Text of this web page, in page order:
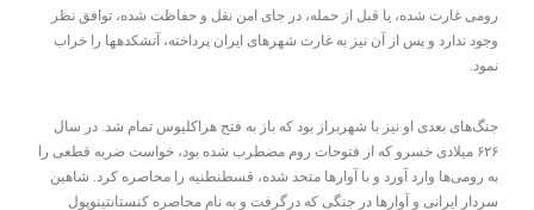
رومی غارت شده، یا قبل از حمله، در جای امن نقل و حفاظت شده، توافق نظر
وجود ندارد و پس از آن نیز به غارت شهرهای ایران پرداخته، آتشکدهها را خراب
نمود.
جنگ‌های بعدی او نیز با شهربراز بود که باز به فتح هراکلیوس تمام شد. در سال
۶۲۶ میلادی خسرو که از فتوحات روم مضطرب شده بود، خواست ضربه قطعی را
به رومی‌ها وارد آورد و با آوارها متحد شده، قسطنطنیه را محاصره کرد. شاهین
سردار ایرانی و آوارها در جنگی که درگرفت و به نام محاصره کنستانتینوپول